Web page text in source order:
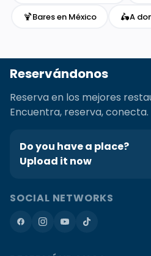
🍹Bares en México 🛵A
Reservándonos
Reserva en los mejores
Encuentra, reserva, conecta.
Do you have a place?
Upload it now
SOCIAL NETWORKS